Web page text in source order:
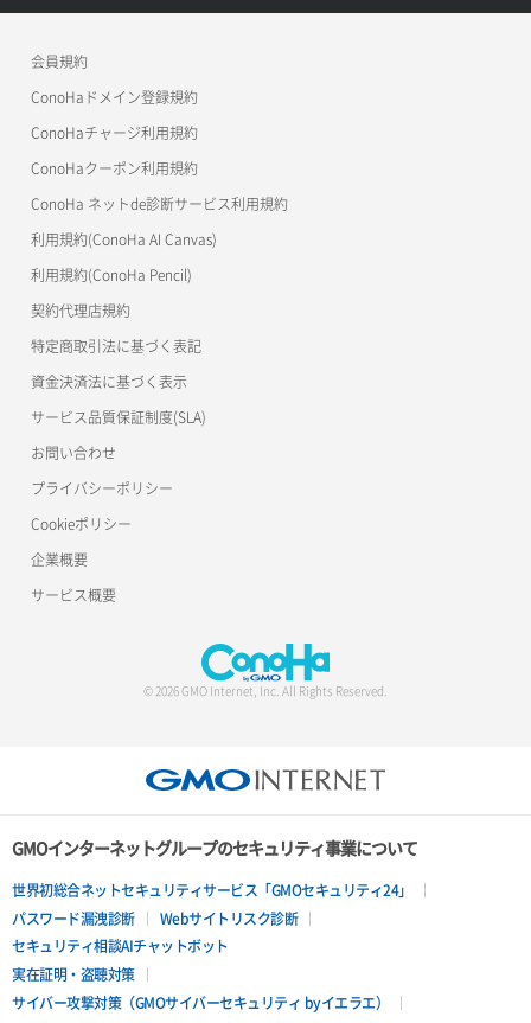
APIドキュメントVPS3.0
美雲このは徹底ガイド
会員規約
ConoHaドメイン登録規約
ConoHaチャージ利用規約
ConoHaクーポン利用規約
ConoHa ネットde診断サービス利用規約
利用規約(ConoHa AI Canvas)
利用規約(ConoHa Pencil)
契約代理店規約
特定商取引法に基づく表記
資金決済法に基づく表示
サービス品質保証制度(SLA)
お問い合わせ
プライバシーポリシー
Cookieポリシー
企業概要
サービス概要
© 2026 GMO Internet, Inc. All Rights Reserved.
GMOインターネットグループのセキュリティ事業について
世界初総合ネットセキュリティサービス「GMOセキュリティ24」
パスワード漏洩診断
Webサイトリスク診断
セキュリティ相談AIチャットボット
実在証明・盗聴対策
サイバー攻撃対策（GMOサイバーセキュリティ byイエラエ）